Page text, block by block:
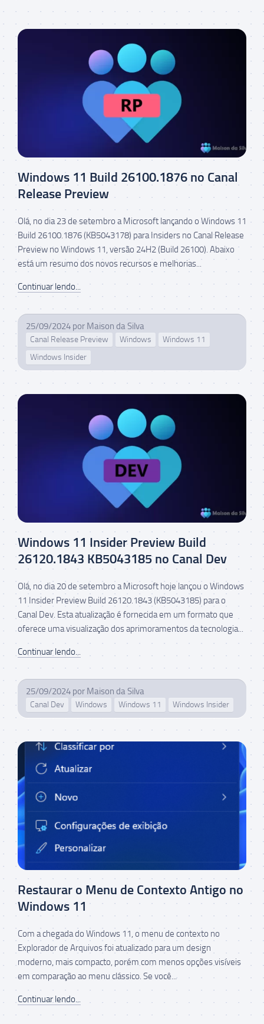
Windows 11 Build 26100.1876 no Canal
Release Preview
Olá, no dia 23 de setembro a Microsoft lançando o Windows 11
Build 26100.1876 (KB5043178) para Insiders no Canal Release
Preview no Windows 11, versão 24H2 (Build 26100). Abaixo
está um resumo dos novos recursos e melhorias...
Continuar lendo...
25/09/2024 por Maison da Silva
Canal Release Preview Windows
Windows 11
Windows Insider
Windows 11 Insider Preview Build
26120.1843 KB5043185 no Canal Dev
Olá, no dia 20 de setembro a Microsoft hoje lançou o Windows
11 Insider Preview Build 26120.1843 (KB5043185) para o
Canal Dev. Esta atualização é fornecida em um formato que
oferece uma visualização dos aprimoramentos da tecnologia...
Continuar lendo...
25/09/2024 por Maison da Silva
Canal Dev Windows Windows 11 Windows Insider
Restaurar o Menu de Contexto Antigo no
Windows 11
Com a chegada do Windows 11, o menu de contexto no
Explorador de Arquivos foi atualizado para um design
moderno, mais compacto, porém com menos opções visíveis
em comparação ao menu clássico. Se você...
Continuar lendo...